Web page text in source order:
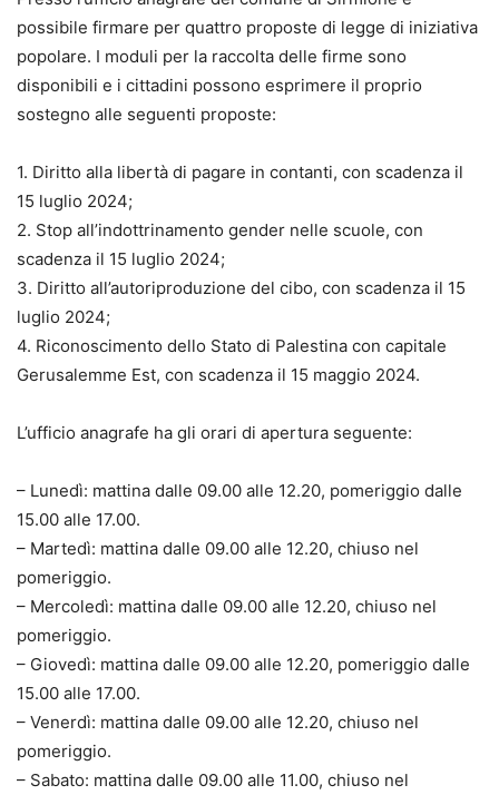
possibile firmare per quattro proposte di legge di iniziativa
popolare. I moduli per la raccolta delle firme sono
disponibili e i cittadini possono esprimere il proprio
sostegno alle seguenti proposte:
1. Diritto alla libertà di pagare in contanti, con scadenza il
15 luglio 2024;
2. Stop all’indottrinamento gender nelle scuole, con
scadenza il 15 luglio 2024;
3. Diritto all’autoriproduzione del cibo, con scadenza il 15
luglio 2024;
4. Riconoscimento dello Stato di Palestina con capitale
Gerusalemme Est, con scadenza il 15 maggio 2024.
L’ufficio anagrafe ha gli orari di apertura seguente:
– Lunedì: mattina dalle 09.00 alle 12.20, pomeriggio dalle
15.00 alle 17.00.
– Martedì: mattina dalle 09.00 alle 12.20, chiuso nel
pomeriggio.
– Mercoledì: mattina dalle 09.00 alle 12.20, chiuso nel
pomeriggio.
– Giovedì: mattina dalle 09.00 alle 12.20, pomeriggio dalle
15.00 alle 17.00.
– Venerdì: mattina dalle 09.00 alle 12.20, chiuso nel
pomeriggio.
– Sabato: mattina dalle 09.00 alle 11.00, chiuso nel